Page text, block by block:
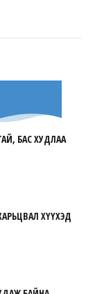
БАС ХУДЛАА
ХҮҮХЭД